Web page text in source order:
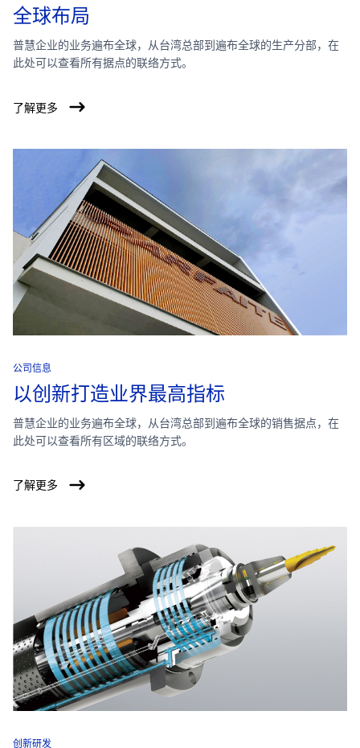
全球布局
普慧企业的业务遍布全球，从台湾总部到遍布全球的生产分部，在
此处可以查看所有据点的联络方式。
了解更多
公司信息
以创新打造业界最高指标
普慧企业的业务遍布全球，从台湾总部到遍布全球的销售据点，在
此处可以查看所有区域的联络方式。
了解更多
创新研发